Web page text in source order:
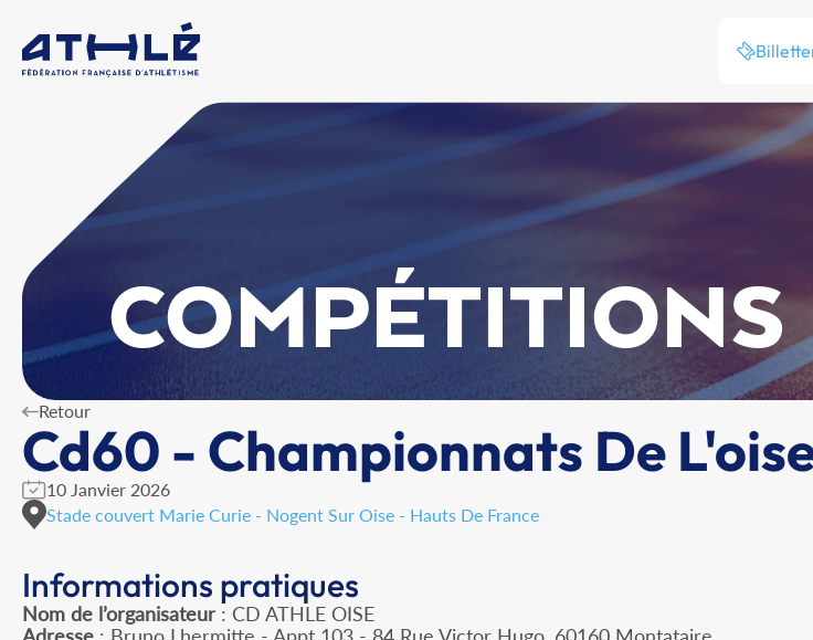
COMPÉTITIONS
Retour
Cd60 - Championnats De
10 Janvier 2026
Stade couvert Marie Curie - Nogent Sur Oise - Hauts De France
Informations pratiques
Nom de l’organisateur : CD ATHLE OISE